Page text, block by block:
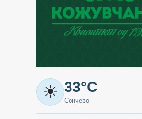
Метео
-
Кавадарци
☀ 33°C
Сончево